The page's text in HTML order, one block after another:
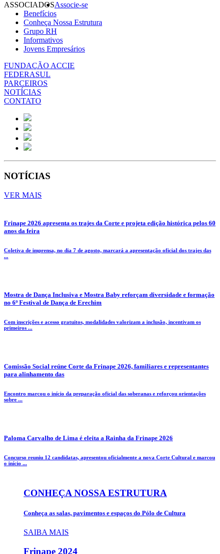
ASSOCIADOSAssocie-se
Benefícios
Conheça Nossa Estrutura
Grupo RH
Informativos
Jovens Empresários
FUNDAÇÃO ACCIE
FEDERASUL
PARCEIROS
NOTÍCIAS
CONTATO
NOTÍCIAS
VER MAIS
Frinape 2026 apresenta os trajes da Corte e projeta edição histórica pelos 60
anos da feira
Coletiva de imprensa, no dia 7 de agosto, marcará a apresentação oficial dos trajes das
...
Mostra de Dança Inclusiva e Mostra Baby reforçam diversidade e formação
no 6º Festival de Dança de Erechim
Com inscrições e acesso gratuitos, modalidades valorizam a inclusão, incentivam os
primeiros ...
Comissão Social reúne Corte da Frinape 2026, familiares e representantes
para alinhamento das
Encontro marcou o início da preparação oficial das soberanas e reforçou orientações
sobre ...
Paloma Carvalho de Lima é eleita a Rainha da Frinape 2026
Concurso reuniu 12 candidatas, apresentou oficialmente a nova Corte Cultural e marcou
o início ...
CONHEÇA NOSSA ESTRUTURA
Conheça as salas, pavimentos e espaços do Pólo de Cultura
SAIBA MAIS
Frinape 2024